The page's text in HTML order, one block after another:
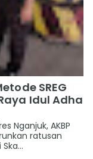
SREG
Idul Adha
Nganjuk, AKBP
ratusan